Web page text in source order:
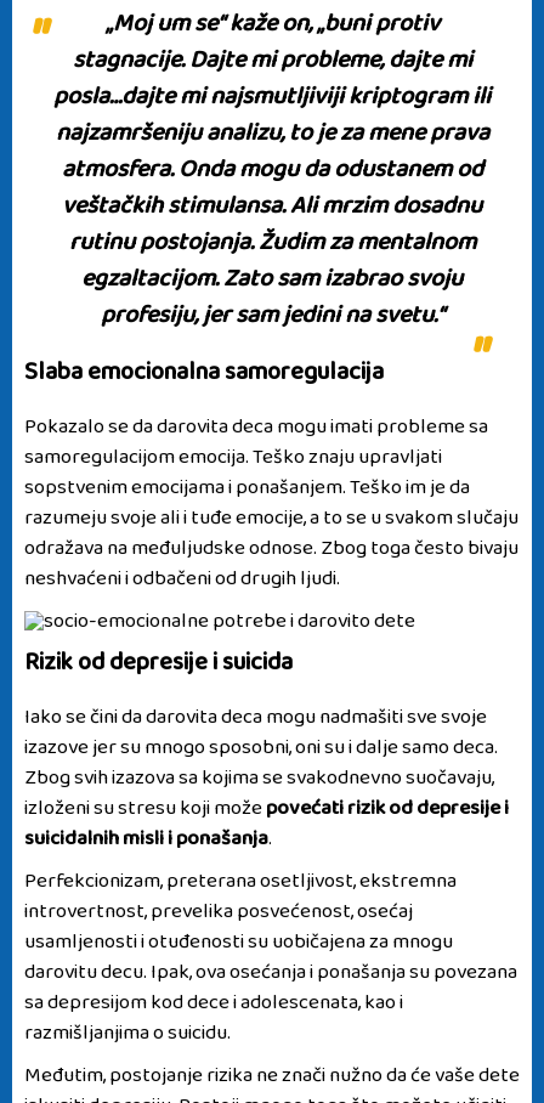
„Moj um se“ kaže on,„buni protiv
stagnacije. Dajte mi probleme, dajte mi
posla…dajte mi najsmutljiviji kriptogram ili
najzamršeniju analizu, to je za mene prava
atmosfera. Onda mogu da odustanem od
veštačkih stimulansa. Ali mrzim dosadnu
rutinu postojanja. Žudim za mentalnom
egzaltacijom. Zato sam izabrao svoju
profesiju, jer sam jedini na svetu.“
Slaba emocionalna samoregulacija
Pokazalo se da darovita deca mogu imati probleme sa
samoregulacijom emocija. Teško znaju upravljati
sopstvenim emocijama i ponašanjem. Teško im je da
razumeju svoje ali i tuđe emocije, a to se u svakom slučaju
odražava na međuljudske odnose. Zbog toga često bivaju
neshvaćeni i odbačeni od drugih ljudi.
Rizik od depresije i suicida
Iako se čini da darovita deca mogu nadmašiti sve svoje
izazove jer su mnogo sposobni, oni su i dalje samo deca.
Zbog svih izazova sa kojima se svakodnevno suočavaju,
izloženi su stresu koji možepovećati rizik od depresije i
suicidalnih misli i ponašanja.
Perfekcionizam, preterana osetljivost, ekstremna
introvertnost, prevelika posvećenost, osećaj
usamljenosti i otuđenosti su uobičajena za mnogu
darovitu decu. Ipak, ova osećanja i ponašanja su povezana
sa depresijom kod dece i adolescenata, kao i
razmišljanjima o suicidu.
Međutim, postojanje rizika ne znači nužno da će vaše dete